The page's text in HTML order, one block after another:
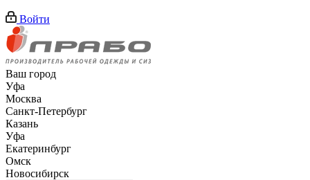
Войти
Ваш город
Уфа
Москва
Санкт-Петербург
Казань
Уфа
Екатеринбург
Омск
Новосибирск